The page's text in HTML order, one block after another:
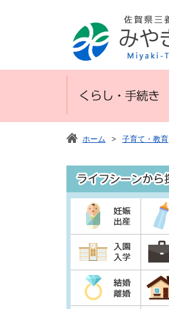
ホーム > 子育て・教育